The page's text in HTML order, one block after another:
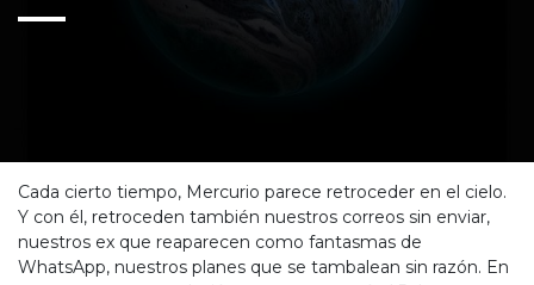
Cada cierto tiempo, Mercurio parece retroceder en el cielo.
Y con él, retroceden también nuestros correos sin enviar,
nuestros ex que reaparecen como fantasmas de
WhatsApp, nuestros planes que se tambalean sin razón. En